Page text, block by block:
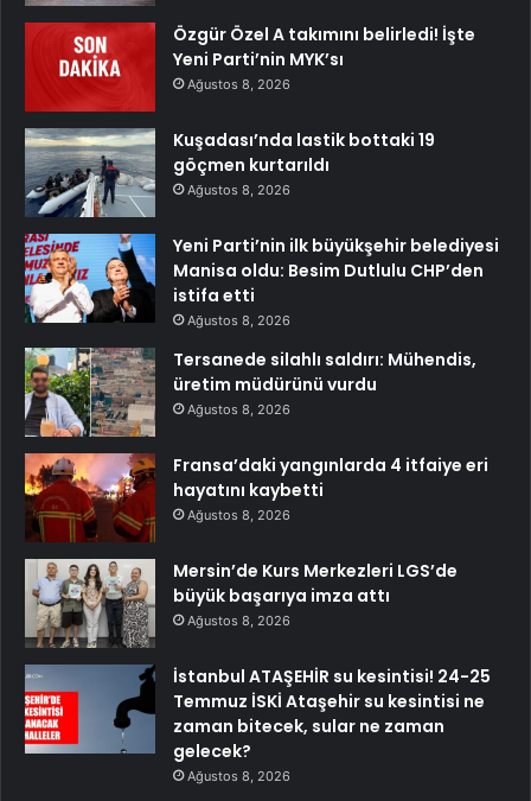
Özgür Özel A takımını belirledi! İşte
Yeni Parti’nin MYK’sı
Ağustos 8, 2026
Kuşadası’nda lastik bottaki 19
göçmen kurtarıldı
Ağustos 8, 2026
Yeni Parti’nin ilk büyükşehir belediyesi
Manisa oldu: Besim Dutlulu CHP’den
istifa etti
Ağustos 8, 2026
Tersanede silahlı saldırı: Mühendis,
üretim müdürünü vurdu
Ağustos 8, 2026
Fransa’daki yangınlarda 4 itfaiye eri
hayatını kaybetti
Ağustos 8, 2026
Mersin’de Kurs Merkezleri LGS’de
büyük başarıya imza attı
Ağustos 8, 2026
İstanbul ATAŞEHİR su kesintisi! 24-25
Temmuz İSKİ Ataşehir su kesintisi ne
zaman bitecek, sular ne zaman
gelecek?
Ağustos 8, 2026